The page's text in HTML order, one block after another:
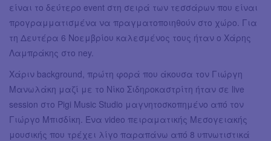
είναι το δεύτερο event στη σειρά των τεσσάρων που είναι
προγραμματισμένα να πραγματοποιηθούν στο χώρο. Για
τη Δευτέρα 6 Νοεμβρίου καλεσμένος τους ήταν ο Χάρης
Λαμπράκης στο ney.
Χάριν background, πρώτη φορά που άκουσα τον Γιώργη
Μανωλάκη μαζί με το Νίκο Σιδηροκαστρίτη ήταν σε live
session στο Pigi Music Studio μαγνητοσκοπημένο από τον
Γιώργο Μπισδίκη. Ένα video πειραματικής Μεσογειακής
μουσικής που τρέχει λίγο παραπάνω από 8 υπνωτιστικά